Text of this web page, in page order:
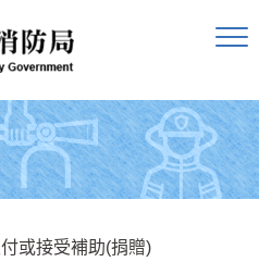
或接受補助(捐贈)